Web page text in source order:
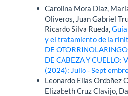
Carolina Mora Díaz,
Oliveros, Juan Gabriel
Ricardo Silva Rueda,
y el tratamiento de la
DE
DE CABEZA Y CUELLO:
(2024): Julio - Septiembre
Leonardo Elías Ordoñez
Elizabeth Cruz Clavijo,